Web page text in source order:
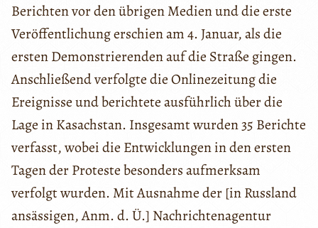
Berichten vor den übrigen Medien und die erste
Veröffentlichung erschien am 4. Januar, als die
ersten Demonstrierenden auf die Straße gingen.
Anschließend verfolgte die Onlinezeitung die
Ereignisse und berichtete ausführlich über die
Lage in Kasachstan. Insgesamt wurden 35 Berichte
verfasst, wobei die Entwicklungen in den ersten
Tagen der Proteste besonders aufmerksam
verfolgt wurden. Mit Ausnahme der [in Russland
ansässigen, Anm. d. Ü.] Nachrichtenagentur